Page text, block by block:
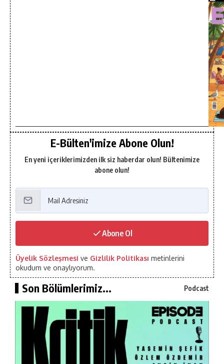
E-Bülten'imize Abone Olun!
En yeni içeriklerimizden ilk siz haberdar olun! Bültenimize
abone olun!
Abone Ol
Üyelik Sözleşmesi ve Gizlilik Politikası metinlerini
okudum ve onaylıyorum.
Son Bölümlerimiz... Podcast